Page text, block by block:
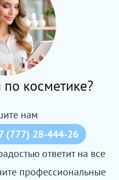
косметике?
нам
(777) 28-444-26
ответит на все
профессиональные